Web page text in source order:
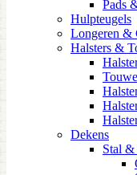
Pads
Hulpteugels
Longeren &
Halsters &
Dekens
Stal &